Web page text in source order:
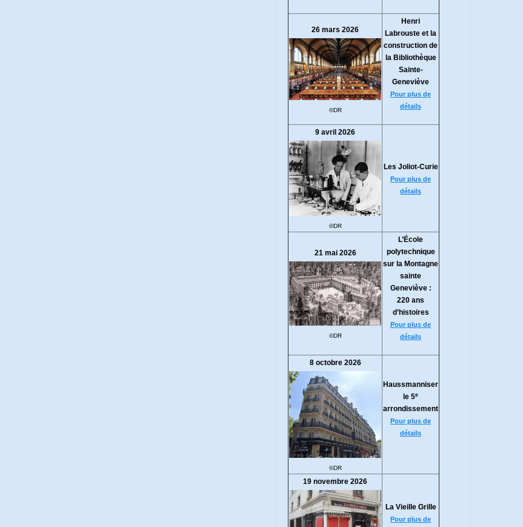
26 mars 2026
©DR
Henri
Labrouste et la
construction de
la Bibliothèque
Sainte-
Geneviève
Pour plus de
détails
9 avril 2026
©DR
Les Joliot-Curie
Pour plus de
détails
21 mai 2026
©DR
L’École
polytechnique
sur la Montagne
sainte
Geneviève :
220 ans
d’histoires
Pour plus de
détails
8 octobre 2026
©DR
Haussmanniser
le 5e
arrondissement
Pour plus de
détails
19 novembre 2026
La Vieille Grille
Pour plus de